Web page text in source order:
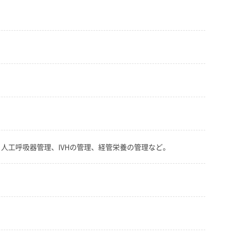
呼吸器管理、IVHの管理、経管栄養の管理など。